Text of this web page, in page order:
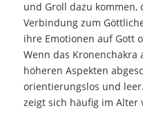
und Groll dazu kommen,
Verbindung zum
ihre Emotionen auf Gott
Wenn das
höheren Aspekten
orientierungslos und
zeigt sich häufig im Alter